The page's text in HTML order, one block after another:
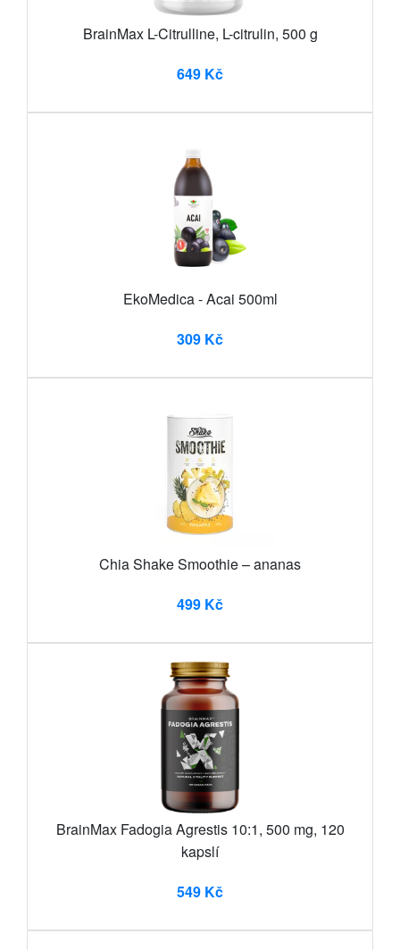
BrainMax L-Citrulline, L-citrulin, 500 g
649 Kč
EkoMedica - Acai 500ml
309 Kč
Chia Shake Smoothie – ananas
499 Kč
BrainMax Fadogia Agrestis 10:1, 500 mg, 120
kapslí
549 Kč